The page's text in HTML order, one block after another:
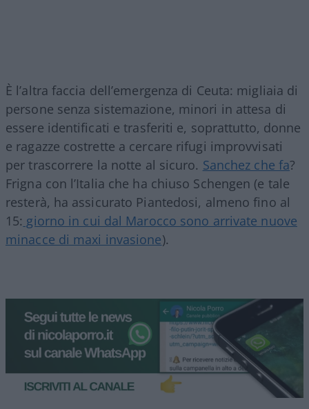
È l’altra faccia dell’emergenza di Ceuta: migliaia di
persone senza sistemazione, minori in attesa di
essere identificati e trasferiti e, soprattutto, donne
e ragazze costrette a cercare rifugi improvvisati
per trascorrere la notte al sicuro. Sanchez che fa?
Frigna con l’Italia che ha chiuso Schengen (e tale
resterà, ha assicurato Piantedosi, almeno fino al
15: giorno in cui dal Marocco sono arrivate nuove
minacce di maxi invasione).